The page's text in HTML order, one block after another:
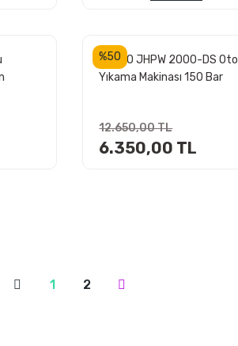
%50
JETCO JHPW 2000-DS Oto
Yıkama Makinası 150 Bar
12.650,00 TL
6.350,00 TL
1 2